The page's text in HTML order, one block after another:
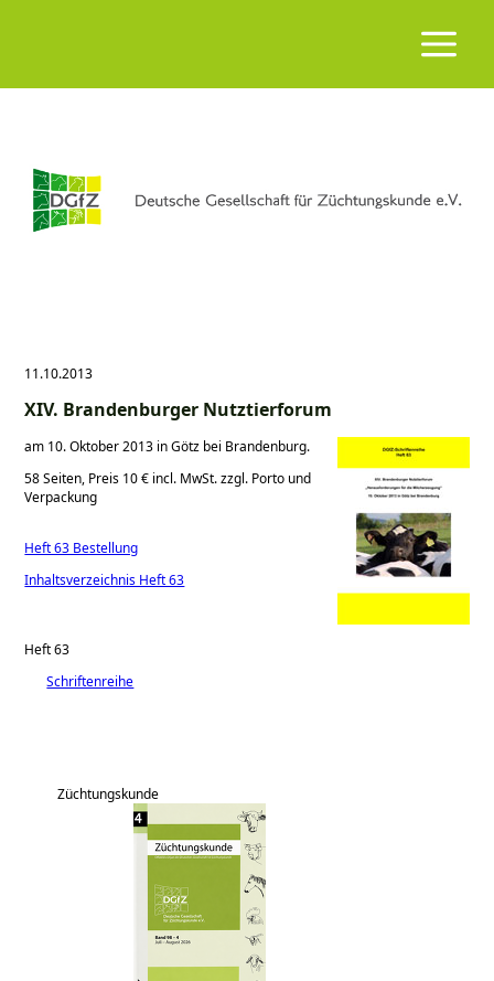
11.10.2013
XIV. Brandenburger Nutztierforum
am 10. Oktober 2013 in Götz bei Brandenburg.
58 Seiten, Preis 10 € incl. MwSt. zzgl. Porto und
Verpackung
Heft 63 Bestellung
Inhaltsverzeichnis Heft 63
Heft 63
Schriftenreihe
Züchtungskunde